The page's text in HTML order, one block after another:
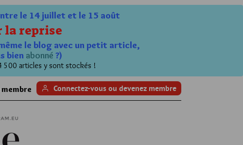
le 14 juillet et le 15 août
la reprise
le blog avec un petit article,
bien abonné ?)
500 articles y sont stockés !
membre Connectez-vous ou devenez membre